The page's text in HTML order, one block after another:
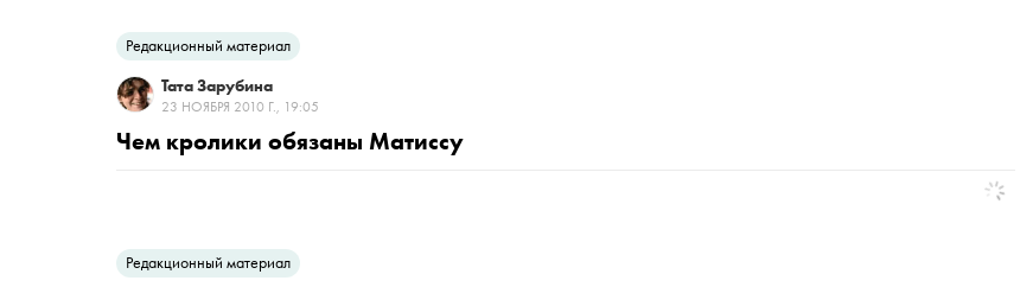
Редакционный материал
Тата Зарубина
23 НОЯБРЯ 2010 Г., 19:05
Чем кролики обязаны Матиссу
Редакционный материал